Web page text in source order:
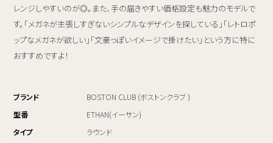
レンジしやすいのが◎。また、手の届きやすい価格設定も魅力のモデルで
す。「メガネが主張しすぎないシンプルなデザインを探している」「レトロポ
ップなメガネが欲しい」「文豪っぽいイメージで掛けたい」という方に特に
おすすめですよ！
ブランド
BOSTON CLUB (ボストンクラブ )
型番
ETHAN(イーサン)
タイプ
ラウンド